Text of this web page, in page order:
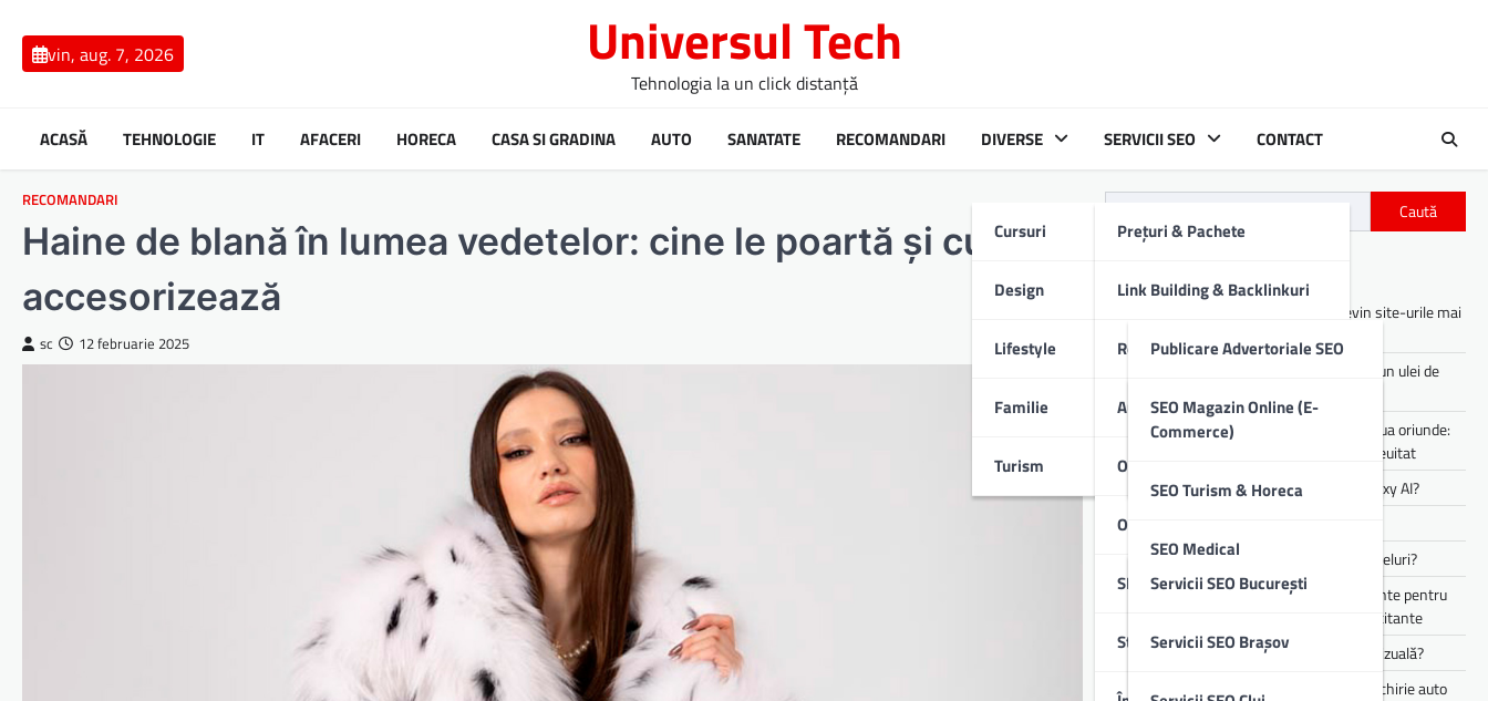
contentvin, aug. 7, 2026 Universul Tech
Tehnologia la un click distanță
ACASĂ TEHNOLOGIE IT AFACERI HORECA CASA SI GRADINA AUTO SANATATE RECOMANDARI DIVERSE
Cursuri
Design
Lifestyle
Familie
Turism
SERVICII SEO
Prețuri & Pachete
Link Building & Backlinkuri
Redactare Conținut SEO
Publicare Advertoriale SEO
Comunicate De Presă
Audit SEO Tehnic
SEO Magazin Online (E-
Commerce)
SEO Turism & Horeca
SEO Medical
Optimizare SEO On-Page
Optimizare SEO Off-Page
SEO LocalServicii SEO București
Servicii SEO Brașov
Studii De Caz
CONTACT
RECOMANDARI
Haine de blană în lumea vedetelor: cine le poartă și cum le
accesorizează
sc 12 februarie 2025
Caută
Asistenții digitali cu AI: cum devin site-urile mai
Cum îți afectează motorul mașinii un ulei de
Experiența de party pe care o poți lua oriunde:
sunet portabil pentru vibe-uri de neuitat
Cum lucrezi mai rapid folosind Galaxy AI?
Cum alegi căști pentru muncă și apeluri?
Te simți mereu obosit? Ce suplimente pentru
energie pot ajuta în perioadele solicitante
Cum îți transformă AI experiența vizuală?
Cele mai populare branduri pentru chirie auto